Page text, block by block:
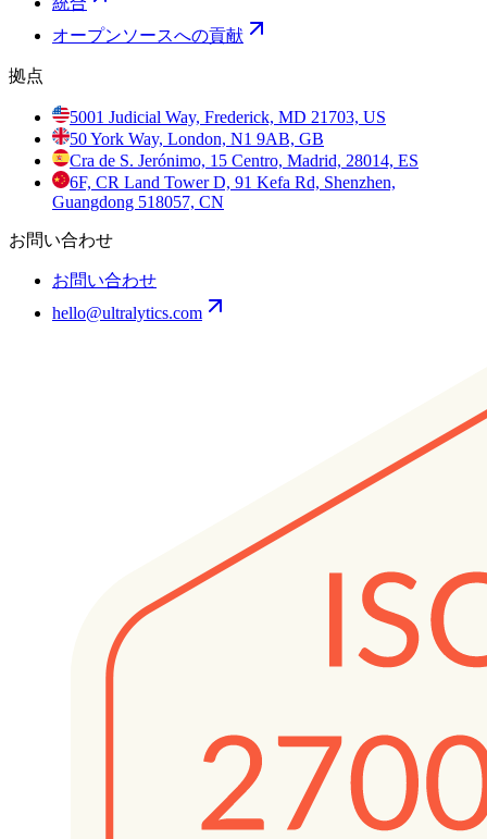
オープンソースへの貢献
拠点
5001 Judicial Way, Frederick, MD 21703, US
50 York Way, London, N1 9AB, GB
Cra de S. Jerónimo, 15 Centro, Madrid, 28014, ES
6F, CR Land Tower D, 91 Kefa Rd, Shenzhen,
Guangdong 518057, CN
お問い合わせ
お問い合わせ
hello@ultralytics.com